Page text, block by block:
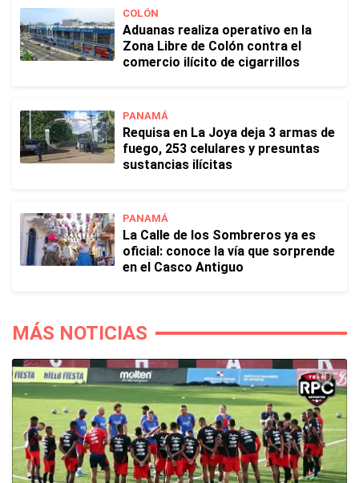
COLÓN
Aduanas realiza operativo en la
Zona Libre de Colón contra el
comercio ilícito de cigarrillos
PANAMÁ
Requisa en La Joya deja 3 armas de
fuego, 253 celulares y presuntas
sustancias ilícitas
PANAMÁ
La Calle de los Sombreros ya es
oficial: conoce la vía que sorprende
en el Casco Antiguo
MÁS NOTICIAS